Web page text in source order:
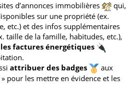
d’annonces immobilières
qui,
sur une propriété (ex.
etc.) et des infos supplémentaires
taille de la famille, habitudes, etc.),
factures énergétiques
attribuer des badges
aux
pour les mettre en évidence et les